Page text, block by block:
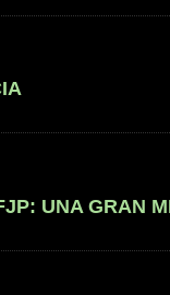
UNA GRAN